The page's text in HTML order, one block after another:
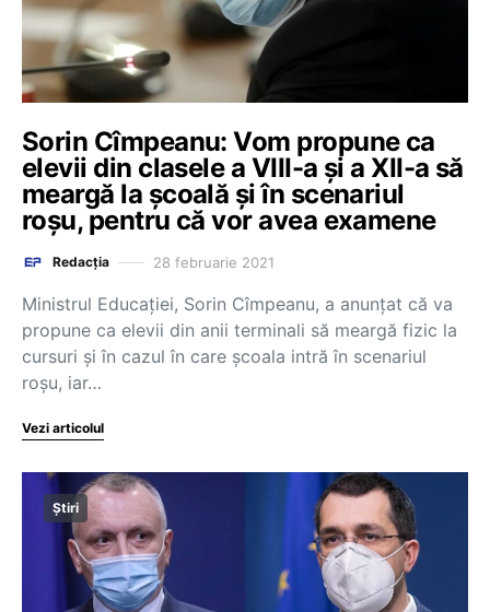
Sorin Cîmpeanu: Vom propune ca
elevii din clasele a VIII-a și a XII-a să
meargă la școală și în scenariul
roșu, pentru că vor avea examene
Redacția 28 februarie 2021
Ministrul Educaţiei, Sorin Cîmpeanu, a anunțat că va
propune ca elevii din anii terminali să meargă fizic la
cursuri şi în cazul în care şcoala intră în scenariul
roşu, iar…
Vezi articolul
Știri